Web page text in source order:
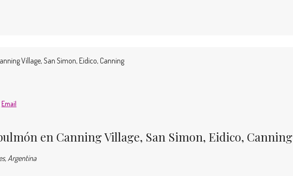
Village, San Simon, Eidico, Canning
Email
en Canning Village, San Simon, Eidico, Canning
Argentina